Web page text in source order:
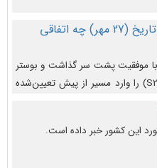
در دومین پرتاب آزمایشی بزرگترین موشک فضایی تاریخ (27 مهر‌) چه اتفاقی
با موفقیت پشت سر گذاشت و بوستر
(بخش پایینی) آن (B9) توانست بخش بالایی فضاپیما (S25) را وارد مسیر از پیش تعیین‌شده
این کشور خبر داده است.